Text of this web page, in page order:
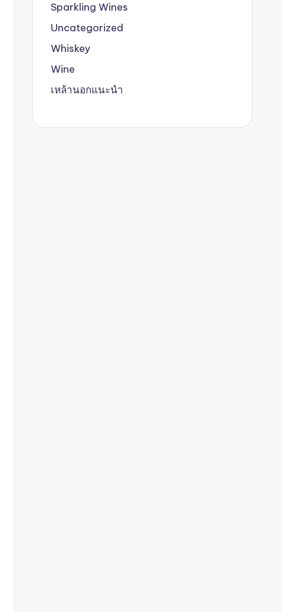
Sparkling Wines
Uncategorized
Whiskey
Wine
เหล้านอกแนะนำ